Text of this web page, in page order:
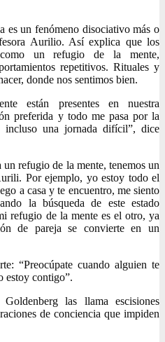
es un fenómeno disociativo más o
Aurilio. Así explica que los
como un refugio de la mente,
repetitivos. Rituales y
donde nos sentimos bien.
están presentes en nuestra
preferida y todo me pasa por la
incluso una jornada difícil”, dice
refugio de la mente, tenemos un
Por ejemplo, yo estoy todo el
a casa y te encuentro, me siento
la búsqueda de este estado
refugio de la mente es el otro, ya
de pareja se convierte en un
“Preocúpate cuando alguien te
estoy contigo”.
Goldenberg las llama escisiones
de conciencia que impiden